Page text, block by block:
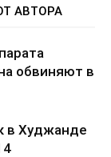
АВТОРА
обвиняют в
в Худжанде